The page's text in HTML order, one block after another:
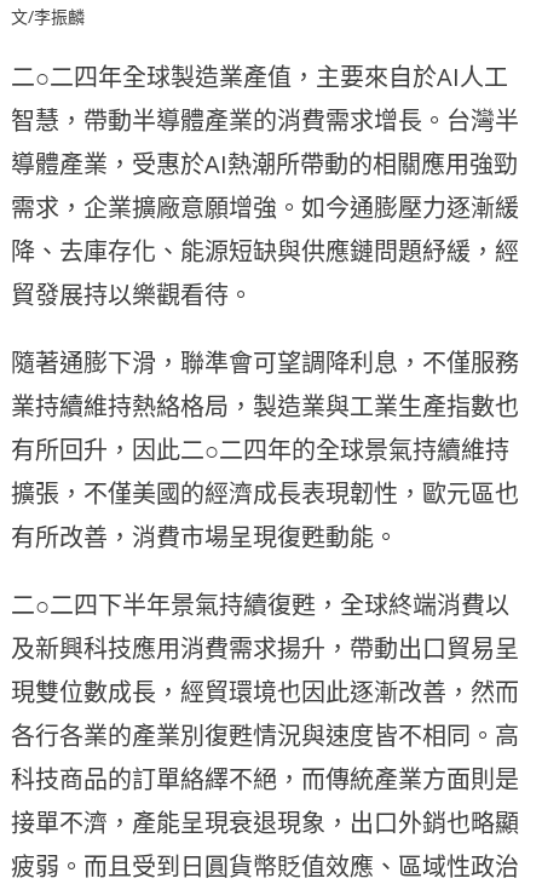
文/李振麟
二○二四年全球製造業產值，主要來自於AI人工
智慧，帶動半導體產業的消費需求增長。台灣半
導體產業，受惠於AI熱潮所帶動的相關應用強勁
需求，企業擴廠意願增強。如今通膨壓力逐漸緩
降、去庫存化、能源短缺與供應鏈問題紓緩，經
貿發展持以樂觀看待。
隨著通膨下滑，聯準會可望調降利息，不僅服務
業持續維持熱絡格局，製造業與工業生產指數也
有所回升，因此二○二四年的全球景氣持續維持
擴張，不僅美國的經濟成長表現韌性，歐元區也
有所改善，消費市場呈現復甦動能。
二○二四下半年景氣持續復甦，全球終端消費以
及新興科技應用消費需求揚升，帶動出口貿易呈
現雙位數成長，經貿環境也因此逐漸改善，然而
各行各業的產業別復甦情況與速度皆不相同。高
科技商品的訂單絡繹不絕，而傳統產業方面則是
接單不濟，產能呈現衰退現象，出口外銷也略顯
疲弱。而且受到日圓貨幣貶值效應、區域性政治